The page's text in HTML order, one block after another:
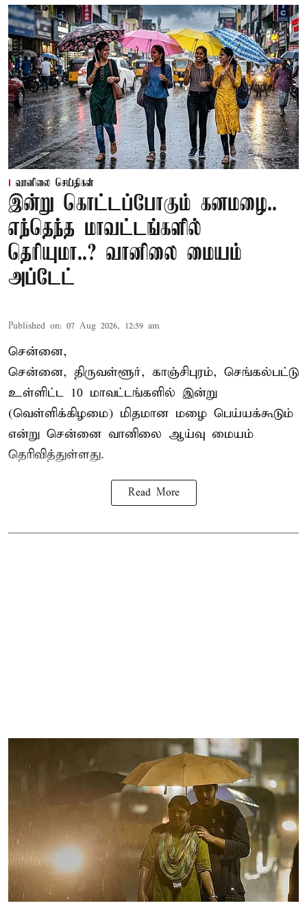
வானிலை செய்திகள்
இன்று கொட்டப்போகும் கனமழை..
எந்தெந்த மாவட்டங்களில்
தெரியுமா..? வானிலை மையம்
அப்டேட்
Published on: 07 Aug 2026, 12:59 am
சென்னை,
சென்னை, திருவள்ளூர், காஞ்சிபுரம், செங்கல்பட்டு
உள்ளிட்ட 10 மாவட்டங்களில் இன்று
(வெள்ளிக்கிழமை) மிதமான மழை பெய்யக்கூடும்
என்று சென்னை வானிலை ஆய்வு மையம்
தெரிவித்துள்ளது.
Read More